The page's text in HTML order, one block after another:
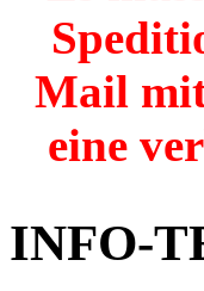
Mail
eine
INFO-